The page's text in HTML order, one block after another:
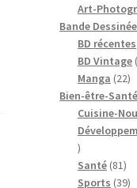
Art-
Bande
BD récentes
BD Vintage
Manga 2222
Bien-être-Santé
Cuisine-
44
produits
Santé 8181
Sports 3939